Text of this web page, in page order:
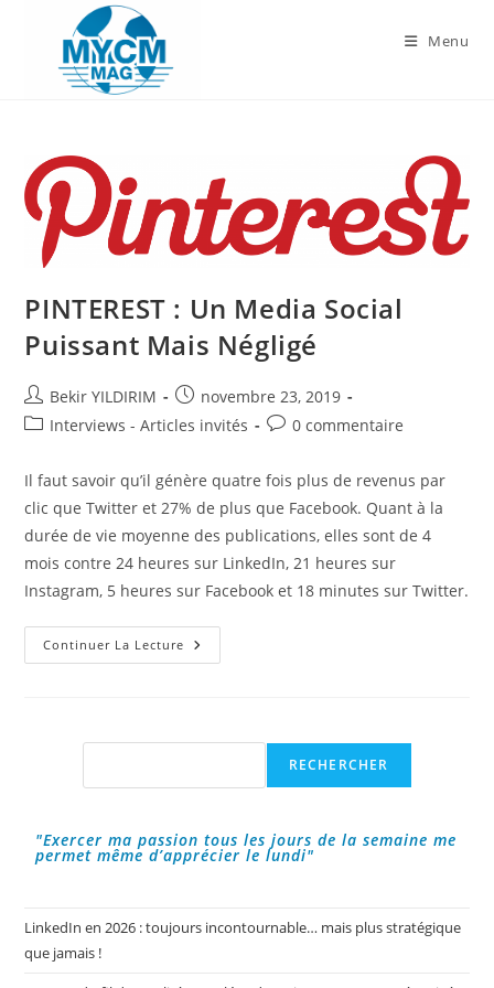
Menu
PINTEREST : Un Media Social
Puissant Mais Négligé
Auteur/autrice
de
Bekir YILDIRIM
Publication
publiée :
novembre 23, 2019
PostInterviews - Articles invités
Commentaires
la
publication :
0 commentaire
Il faut savoir qu’il génère quatre fois plus de revenus par
clic que Twitter et 27% de plus que Facebook. Quant à la
durée de vie moyenne des publications, elles sont de 4
mois contre 24 heures sur LinkedIn, 21 heures sur
Instagram, 5 heures sur Facebook et 18 minutes sur Twitter.
Continuer La Lecture PINTEREST
:
Mais
Rechercher
RECHERCHER
"Exercer ma passion tous les jours de la semaine me
permet même d’apprécier le lundi"
LinkedIn en 2026 : toujours incontournable… mais plus stratégique
que jamais !